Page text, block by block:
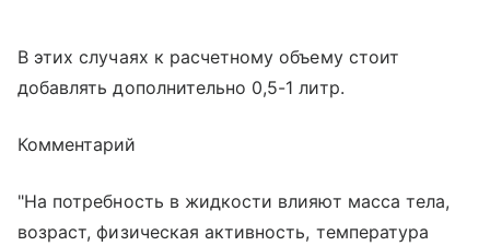
В этих случаях к расчетному объему стоит
добавлять дополнительно 0,5-1 литр.
Комментарий
"На потребность в жидкости влияют масса тела,
возраст, физическая активность, температура